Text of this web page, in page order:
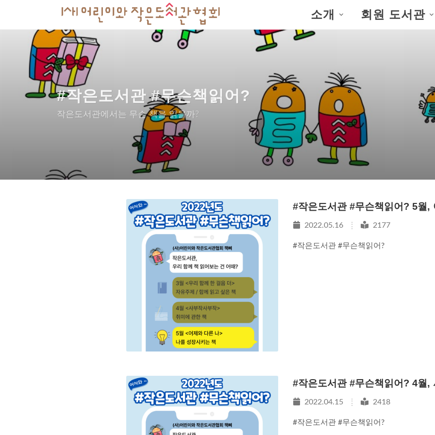
소개 회원 도서관
#작은도서관 #무슨책읽어?
작은도서관에서는 무슨 책을 읽을까?
#작은도서관 #무슨책읽어? 5월,
2022.05.16 2177
#작은도서관 #무슨책읽어?
#작은도서관 #무슨책읽어? 4월,
2022.04.15 2418
#작은도서관 #무슨책읽어?